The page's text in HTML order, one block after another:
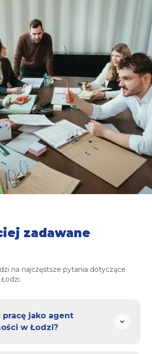
zadawane
na najczęstsze pytania dotyczące
pracę jako agent
w Łodzi?